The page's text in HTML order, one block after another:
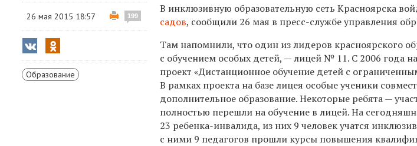
26 мая 2015 18:57 199
Образование
В инклюзивную образовательную сеть Красноярска
садов, сообщили 26 мая в пресс-службе управления
Там напомнили, что один из лидеров красноярского
с обучением особых детей, — лицей № 11. С 2006 года
проект «Дистанционное обучение детей с
В рамках проекта на базе лицея особые ученики
дополнительное образование. Некоторые ребята —
полностью перешли на обучение в лицей. На
23 ребенка-инвалида, из них 9 человек учатся
с ними 9 педагогов прошли курсы повышения